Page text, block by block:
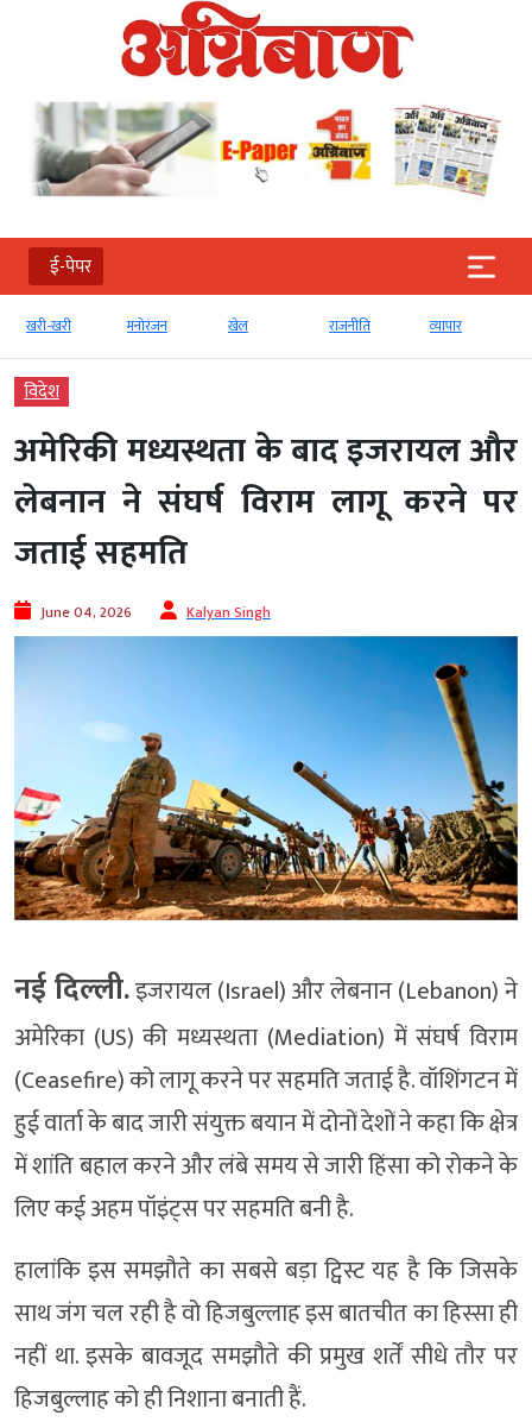
ई-पेपर
मनोरंजन खेल व्‍यापार टेक्‍नोलॉजी
विदेश
अमेरिकी मध्यस्थता के बाद इजरायल और
लेबनान ने संघर्ष विराम लागू करने पर
जताई सहमति
June 04, 2026 Kalyan Singh
नई दिल्ली.इजरायल (Israel) और लेबनान (Lebanon) ने
अमेरिका (US) की मध्यस्थता (Mediation) में संघर्ष विराम
(Ceasefire) को लागू करने पर सहमति जताई है. वॉशिंगटन में
हुई वार्ता के बाद जारी संयुक्त बयान में दोनों देशों ने कहा कि क्षेत्र
में शांति बहाल करने और लंबे समय से जारी हिंसा को रोकने के
लिए कई अहम पॉइंट्स पर सहमति बनी है.
हालांकि इस समझौते का सबसे बड़ा ट्विस्ट यह है कि जिसके
साथ जंग चल रही है वो हिजबुल्लाह इस बातचीत का हिस्सा ही
नहीं था. इसके बावजूद समझौते की प्रमुख शर्तें सीधे तौर पर
हिजबुल्लाह को ही निशाना बनाती हैं.